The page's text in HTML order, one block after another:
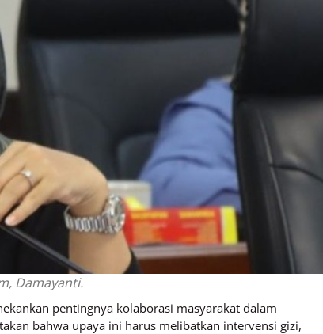
Damayanti.
pentingnya kolaborasi masyarakat dalam
bahwa upaya ini harus melibatkan intervensi gizi,